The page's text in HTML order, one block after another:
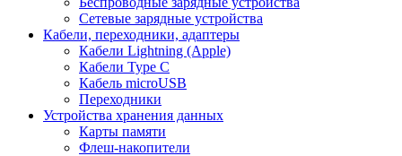
Сетевые зарядные устройства
Кабели, переходники, адаптеры
Кабели Lightning (Apple)
Кабели Type C
Кабель microUSB
Переходники
Устройства хранения данных
Карты памяти
Флеш-накопители